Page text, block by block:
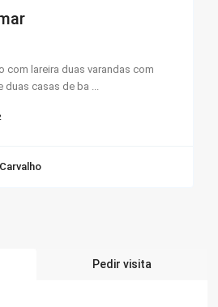
com lareira duas varandas com
duas casas de ba ...
Pedir visita